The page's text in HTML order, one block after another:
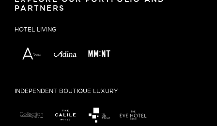
PARTNERS
HOTEL LIVING
INDEPENDENT BOUTIQUE LUXURY